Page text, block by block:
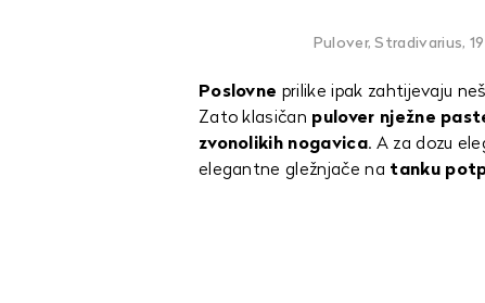
Pulover, Stradivarius,
Poslovne prilike ipak zahtijevaju
Zato klasičan pulover nježne
zvonolikih nogavica. A za dozu
elegantne gležnjače na tanku